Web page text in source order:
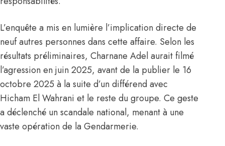
L’enquête a mis en lumière l’implication directe de
neuf autres personnes dans cette affaire. Selon les
résultats préliminaires, Charnane Adel aurait filmé
l’agression en juin 2025, avant de la publier le 16
octobre 2025 à la suite d’un différend avec
Hicham El Wahrani et le reste du groupe. Ce geste
a déclenché un scandale national, menant à une
vaste opération de la Gendarmerie.